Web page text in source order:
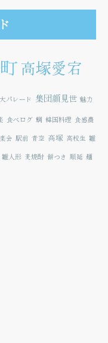
高塚愛宕
パレード 集団顔見世 魅力
食べログ 鯛 韓国料理 食感農
会 駅前 青空 高塚 高校生 雛
雛人形 麦焼酎 餅つき 順延 麺